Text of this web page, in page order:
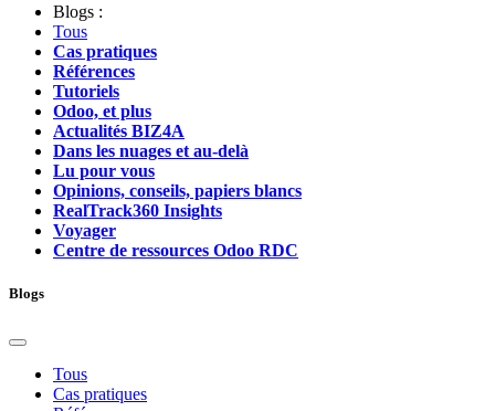
Blogs :
Tous
Cas pratiques
Références
Tutoriels
Odoo, et plus
Actualités BIZ4A
Dans les nuages et au-delà
Lu pour vous
Opinions, conseils, papiers blancs
RealTrack360 Insights
Voyager
Centre de ressources Odoo RDC
Blogs
Tous
Cas pratiques